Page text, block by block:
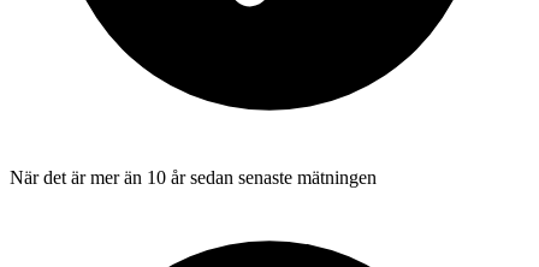
När det är mer än 10 år sedan senaste mätningen